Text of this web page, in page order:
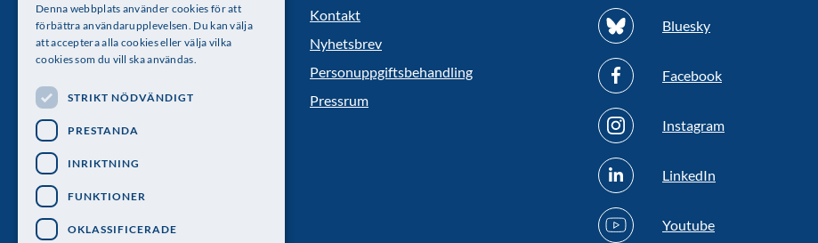
Kungl. Vetenskapsakademien
Besöksadress: Lilla Frescativägen 4A
Telefon: 08-673 95 00
Kontakt
Nyhetsbrev
Personuppgiftsbehandling
Pressrum
Bluesky
Facebook
Instagram
LinkedIn
Youtube
Denna webbplats använder cookies för att
förbättra användarupplevelsen. Du kan välja
att acceptera alla cookies eller välja vilka
cookies som du vill ska användas.
STRIKT NÖDVÄNDIGT
PRESTANDA
INRIKTNING
FUNKTIONER
OKLASSIFICERADE